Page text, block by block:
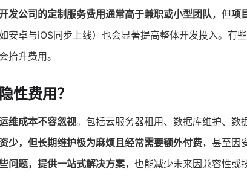
发公司的定制服务费用通常高于兼职或小型团队，但项
安卓与iOS同步上线）也会显著提高整体开发投入。有
抬升费用。
性费用？
维成本不容忽视。包括云服务器租用、数据库维护、数
少，但长期维护极为麻烦且经常需要额外付费，甚至因
问题，提供一站式解决方案，也能减少未来因兼容性或